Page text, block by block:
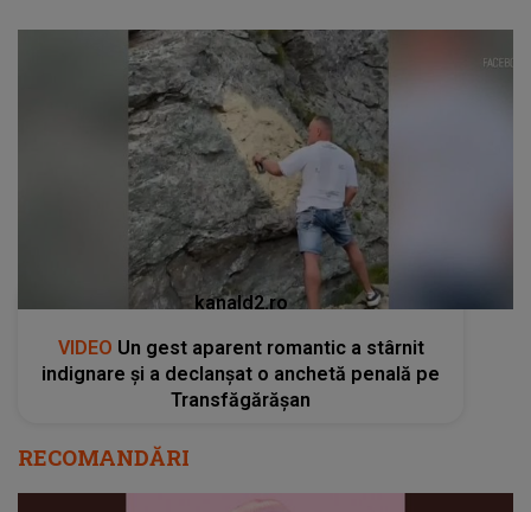
kanald2.ro
VIDEO Un gest aparent romantic a stârnit
indignare și a declanșat o anchetă penală pe
Transfăgărășan
RECOMANDĂRI